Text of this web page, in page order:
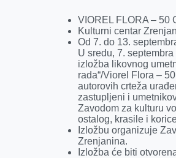
VIOREL FLORA – 50
Kulturni centar
Od 7. do 13.
U sredu, 7.
izložba likovnog
rada“/Viorel Flora –
autorovih crteža
zastupljeni i
Zavodom za kulturu
ostalog, krasile i
Izložbu organizuje
Zrenjanina.
Izložba će biti